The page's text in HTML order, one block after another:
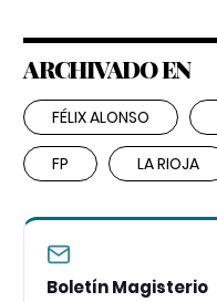
ARCHIVADO EN
FÉLIX ALONSO
FP LA RIOJA
Boletín Magisterio